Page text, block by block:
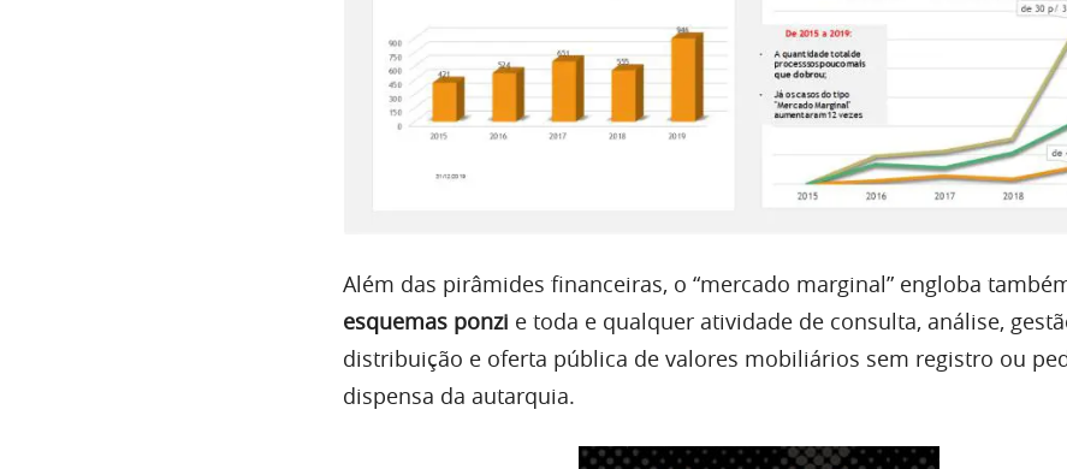
Além das pirâmides financeiras, o “mercado marginal” engloba
esquemas ponzi e toda e qualquer atividade de consulta, análise,
distribuição e oferta pública de valores mobiliários sem registro ou
dispensa da autarquia.